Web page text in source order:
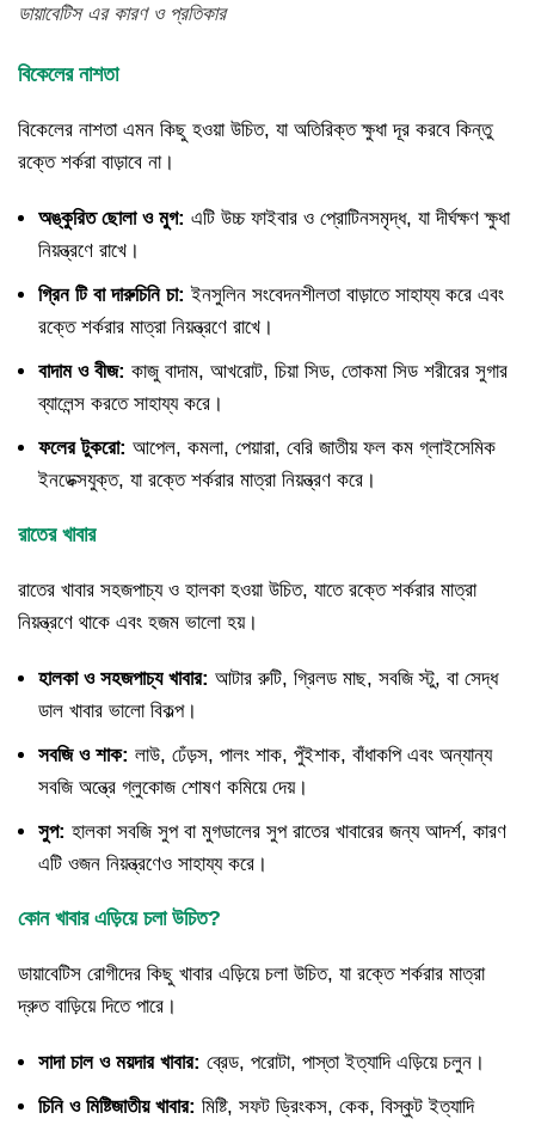
ডায়াবেটিস এর কারণ ও প্রতিকার
বিকেলের নাশতা
বিকেলের নাশতা এমন কিছু হওয়া উচিত, যা অতিরিক্ত ক্ষুধা দূর করবে কিন্তু
রক্তে শর্করা বাড়াবে না।
অঙ্কুরিত ছোলা ও মুগ: এটি উচ্চ ফাইবার ও প্রোটিনসমৃদ্ধ, যা দীর্ঘক্ষণ ক্ষুধা
নিয়ন্ত্রণে রাখে।
গ্রিন টি বা দারুচিনি চা: ইনসুলিন সংবেদনশীলতা বাড়াতে সাহায্য করে এবং
রক্তে শর্করার মাত্রা নিয়ন্ত্রণে রাখে।
বাদাম ও বীজ: কাজু বাদাম, আখরোট, চিয়া সিড, তোকমা সিড শরীরের সুগার
ব্যালেন্স করতে সাহায্য করে।
ফলের টুকরো: আপেল, কমলা, পেয়ারা, বেরি জাতীয় ফল কম গ্লাইসেমিক
ইনডেক্সযুক্ত, যা রক্তে শর্করার মাত্রা নিয়ন্ত্রণ করে।
রাতের খাবার
রাতের খাবার সহজপাচ্য ও হালকা হওয়া উচিত, যাতে রক্তে শর্করার মাত্রা
নিয়ন্ত্রণে থাকে এবং হজম ভালো হয়।
হালকা ও সহজপাচ্য খাবার: আটার রুটি, গ্রিলড মাছ, সবজি স্টু, বা সেদ্ধ
ডাল খাবার ভালো বিকল্প।
সবজি ও শাক: লাউ, ঢেঁড়স, পালং শাক, পুঁইশাক, বাঁধাকপি এবং অন্যান্য
সবজি অন্ত্রে গ্লুকোজ শোষণ কমিয়ে দেয়।
সুপ: হালকা সবজি সুপ বা মুগডালের সুপ রাতের খাবারের জন্য আদর্শ, কারণ
এটি ওজন নিয়ন্ত্রণেও সাহায্য করে।
কোন খাবার এড়িয়ে চলা উচিত?
ডায়াবেটিস রোগীদের কিছু খাবার এড়িয়ে চলা উচিত, যা রক্তে শর্করার মাত্রা
দ্রুত বাড়িয়ে দিতে পারে।
সাদা চাল ও ময়দার খাবার: ব্রেড, পরোটা, পাস্তা ইত্যাদি এড়িয়ে চলুন।
চিনি ও মিষ্টিজাতীয় খাবার: মিষ্টি, সফট ড্রিংকস, কেক, বিস্কুট ইত্যাদি